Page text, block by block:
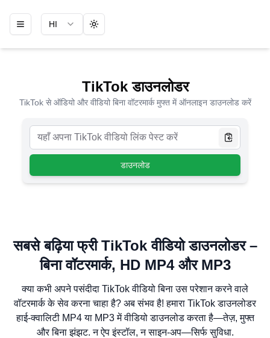
HI
Toggle theme
TikTok डाउनलोडर
TikTok से ऑडियो और वीडियो बिना वॉटरमार्क मुफ्त में ऑनलाइन डाउनलोड करें
डाउनलोड
सबसे बढ़िया फ्री TikTok वीडियो डाउनलोडर –
बिना वॉटरमार्क, HD MP4 और MP3
क्या कभी अपने पसंदीदा TikTok वीडियो बिना उस परेशान करने वाले
वॉटरमार्क के सेव करना चाहा है? अब संभव है! हमारा TikTok डाउनलोडर
हाई-क्वालिटी MP4 या MP3 में वीडियो डाउनलोड करता है—तेज़, मुफ्त
और बिना झंझट. न ऐप इंस्टॉल, न साइन-अप—सिर्फ सुविधा.